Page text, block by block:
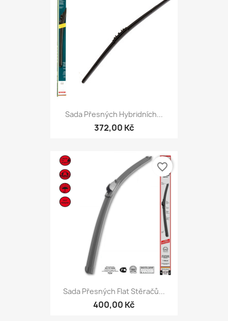
Sada Přesných Hybridních...
372,00 Kč
Sada Přesných Flat Stěračů...
400,00 Kč
favorite_border